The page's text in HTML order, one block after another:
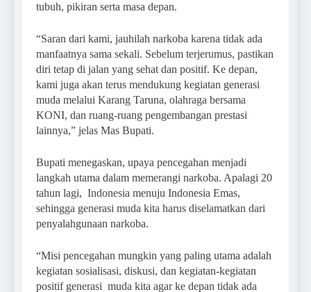
tubuh, pikiran serta masa depan.
“Saran dari kami, jauhilah narkoba karena tidak ada
manfaatnya sama sekali. Sebelum terjerumus, pastikan
diri tetap di jalan yang sehat dan positif. Ke depan,
kami juga akan terus mendukung kegiatan generasi
muda melalui Karang Taruna, olahraga bersama
KONI, dan ruang-ruang pengembangan prestasi
lainnya,” jelas Mas Bupati.
Bupati menegaskan, upaya pencegahan menjadi
langkah utama dalam memerangi narkoba. Apalagi 20
tahun lagi, Indonesia menuju Indonesia Emas,
sehingga generasi muda kita harus diselamatkan dari
penyalahgunaan narkoba.
“Misi pencegahan mungkin yang paling utama adalah
kegiatan sosialisasi, diskusi, dan kegiatan-kegiatan
positif generasi muda kita agar ke depan tidak ada